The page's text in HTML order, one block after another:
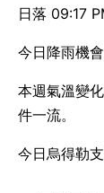
日落 09:17
今日降雨機
本週氣溫變
件一流。
今日烏得勒